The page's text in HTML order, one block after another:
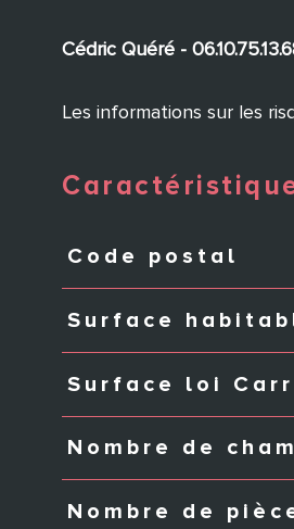
Cédric Quéré -
Les informations sur les
Caractéristiques Valeurs
Code postal
Surface
Surface loi
Nombre de
Nombre de